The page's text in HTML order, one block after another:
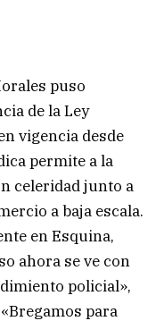
puso
de la Ley
vigencia desde
permite a la
celeridad junto a
a baja escala.
en Esquina,
ahora se ve con
policial»,
para